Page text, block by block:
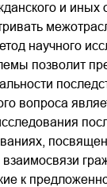
и иных
научного
позволит
вопроса
к